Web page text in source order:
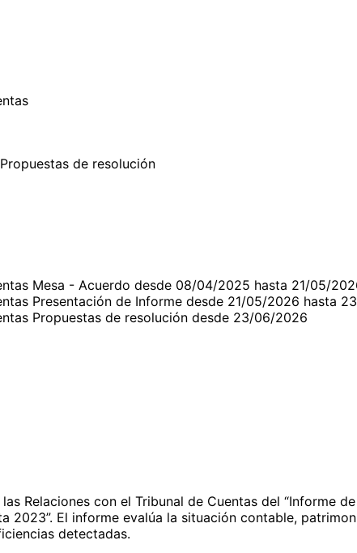
de resolución
Mesa - Acuerdo desde 08/04/2025 hasta 21/05/
Presentación de Informe desde 21/05/2026 hasta
Propuestas de resolución desde 23/06/2026
Relaciones con el Tribunal de Cuentas del “Informe
2023”. El informe evalúa la situación contable,
detectadas.